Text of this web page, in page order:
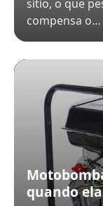
sítio, o que
compensa o…
quando